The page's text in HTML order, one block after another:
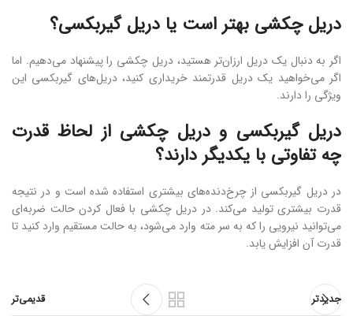
دریل چکشی بهتر است یا دریل گیربکسی؟
اگر به دنبال یک دریل ارزان‌تر هستید، دریل چکشی را پیشنهاد می‌دهیم. اما
اگر می‌خواهید یک دریل قدرتمند خریداری کنید، دریل‌های گیربکسی این
ویژگی را دارند.
دریل گیربکسی و دریل چکشی از لحاظ قدرت
چه تفاوتی با یکدیگر دارند؟
در دریل گیربکسی از چرخ‌دنده‌های بیشتری استفاده شده است و در نتیجه
قدرت بیشتری تولید می‌کند. در دریل چکشی با فعال کردن حالت ضربه‌ای
می‌توانید نیرویی را که به سر مته وارد می‌شود، به حالت مستقیم وارد کنید تا
قدرت آن افزایش یابد.
جدیدتر قدیمی‌تر